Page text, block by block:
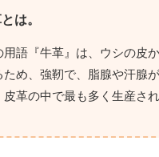
は。
用語『牛革』は、ウシの
ため、強靭で、脂腺や汗腺
皮革の中で最も多く生産さ